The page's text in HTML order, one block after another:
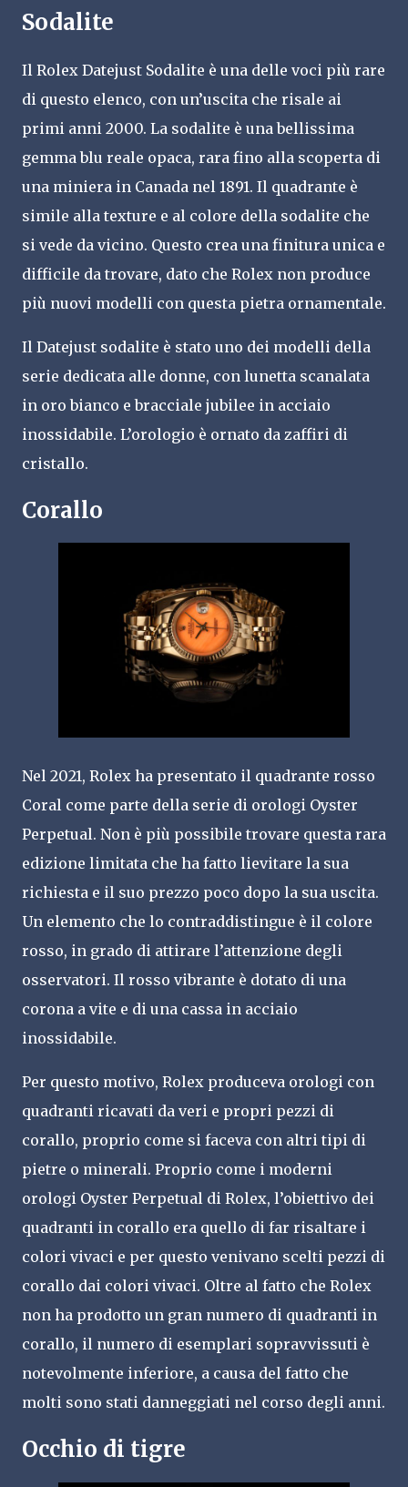
Sodalite
Il Rolex Datejust Sodalite è una delle voci più rare
di questo elenco, con un’uscita che risale ai
primi anni 2000. La sodalite è una bellissima
gemma blu reale opaca, rara fino alla scoperta di
una miniera in Canada nel 1891. Il quadrante è
simile alla texture e al colore della sodalite che
si vede da vicino. Questo crea una finitura unica e
difficile da trovare, dato che Rolex non produce
più nuovi modelli con questa pietra ornamentale.
Il Datejust sodalite è stato uno dei modelli della
serie dedicata alle donne, con lunetta scanalata
in oro bianco e bracciale jubilee in acciaio
inossidabile. L’orologio è ornato da zaffiri di
cristallo.
Corallo
Nel 2021, Rolex ha presentato il quadrante rosso
Coral come parte della serie di orologi Oyster
Perpetual. Non è più possibile trovare questa rara
edizione limitata che ha fatto lievitare la sua
richiesta e il suo prezzo poco dopo la sua uscita.
Un elemento che lo contraddistingue è il colore
rosso, in grado di attirare l’attenzione degli
osservatori. Il rosso vibrante è dotato di una
corona a vite e di una cassa in acciaio
inossidabile.
Per questo motivo, Rolex produceva orologi con
quadranti ricavati da veri e propri pezzi di
corallo, proprio come si faceva con altri tipi di
pietre o minerali. Proprio come i moderni
orologi Oyster Perpetual di Rolex, l’obiettivo dei
quadranti in corallo era quello di far risaltare i
colori vivaci e per questo venivano scelti pezzi di
corallo dai colori vivaci. Oltre al fatto che Rolex
non ha prodotto un gran numero di quadranti in
corallo, il numero di esemplari sopravvissuti è
notevolmente inferiore, a causa del fatto che
molti sono stati danneggiati nel corso degli anni.
Occhio di tigre